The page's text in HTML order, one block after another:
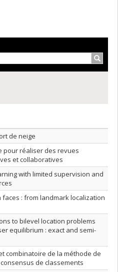
order
order
de neige
pour réaliser des revues
et collaboratives
with limited supervision and
: from landmark localization
to bilevel location problems
equilibrium : exact and semi-
combinatoire de la méthode de
de classements